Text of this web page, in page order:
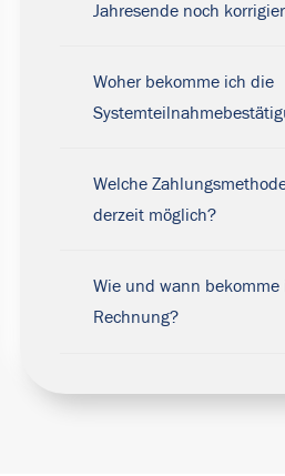
Jahresende noch
Woher bekomme ich die
Welche
derzeit möglich?
Wie und wann bekomme
Rechnung?